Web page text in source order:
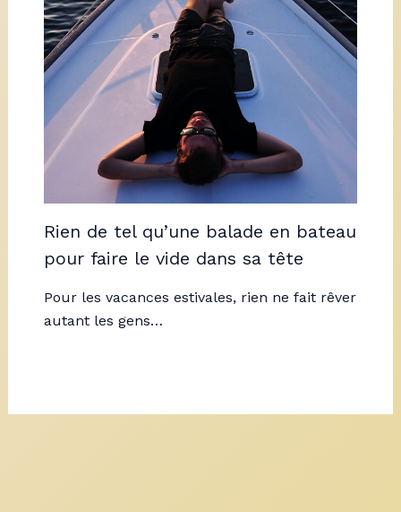
Rien de tel qu’une balade en bateau
pour faire le vide dans sa tête
Pour les vacances estivales, rien ne fait rêver
autant les gens…